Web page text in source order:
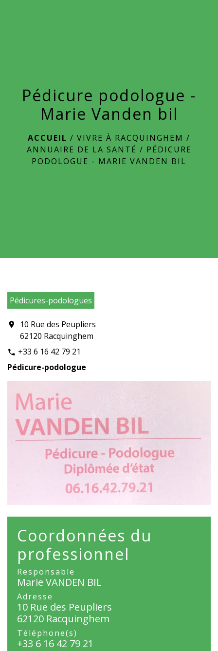
Pédicure podologue -
Marie Vanden bil
ACCUEIL / VIVRE À RACQUINGHEM /
ANNUAIRE DE LA SANTÉ / PÉDICURE
PODOLOGUE - MARIE VANDEN BIL
Pédicures-podologues
location_on
10 Rue des Peupliers
62120 Racquinghem
phone +33 6 16 42 79 21
Pédicure-podologue
Coordonnées du
professionnel
Responsable
Marie VANDEN BIL
Adresse
10 Rue des Peupliers
62120 Racquinghem
Téléphone(s)
+33 6 16 42 79 21